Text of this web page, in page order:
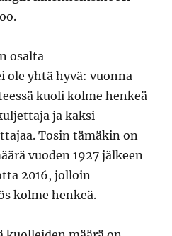
osalta
ole yhtä hyvä: vuonna
kuoli kolme henkeä
ja kaksi
Tosin tämäkin on
vuoden 1927 jälkeen
2016, jolloin
kolme henkeä.